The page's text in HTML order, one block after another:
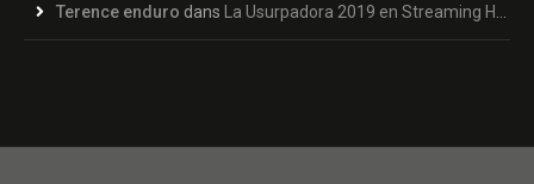
Terence enduro dans La Usurpadora 2019 en Streaming HD Gratuit !